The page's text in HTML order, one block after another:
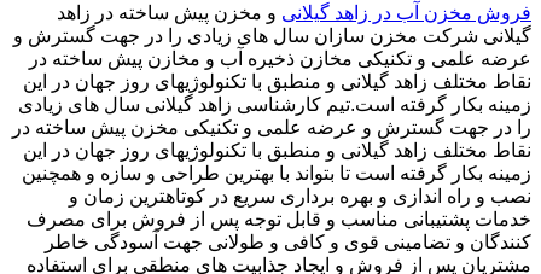
فروش مخزن آب در زاهد گیلانی و مخزن پیش ساخته در زاهد
گیلانی شرکت مخزن سازان سال های زیادی را در جهت گسترش و
عرضه علمی و تکنیکی مخازن ذخیره آب و مخازن پیش ساخته در
نقاط مختلف زاهد گیلانی و منطبق با تکنولوژیهای روز جهان در این
زمینه بکار گرفته است.تیم کارشناسی زاهد گیلانی سال های زیادی
را در جهت گسترش و عرضه علمی و تکنیکی مخزن پیش ساخته در
نقاط مختلف زاهد گیلانی و منطبق با تکنولوژیهای روز جهان در این
زمینه بکار گرفته است تا بتواند با بهترین طراحی و سازه و همچنین
نصب و راه اندازی و بهره برداری سریع در کوتاهترین زمان و
خدمات پشتیبانی مناسب و قابل توجه پس از فروش برای مصرف
کنندگان و تضامینی قوی و کافی و طولانی جهت آسودگی خاطر
مشتریان پس از فروش و ایجاد جذابیت های منطقی برای استفاده